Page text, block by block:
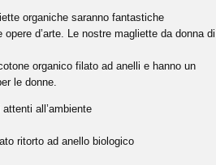
organiche saranno fantastiche
d’arte. Le nostre magliette da donna di
organico filato ad anelli e hanno un
le donne.
all’ambiente
ritorto ad anello biologico